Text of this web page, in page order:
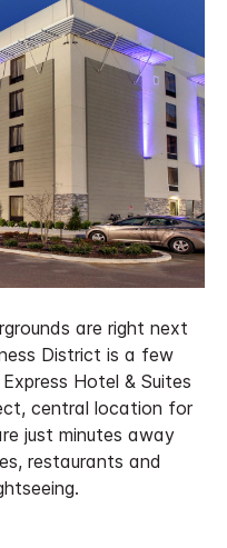
are right next
District is a few
Hotel & Suites
central location for
just minutes away
restaurants and